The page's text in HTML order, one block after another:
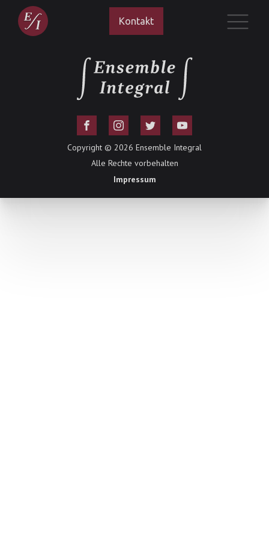
Kontakt
Copyright © 2026 Ensemble Integral
Alle Rechte vorbehalten
Impressum